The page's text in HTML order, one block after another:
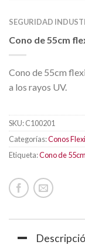
SEGURIDAD
Cono de 55cm
Cono de 55cm
a los rayos UV.
SKU:C100201
Categorías:Conos
Etiqueta:Cono de